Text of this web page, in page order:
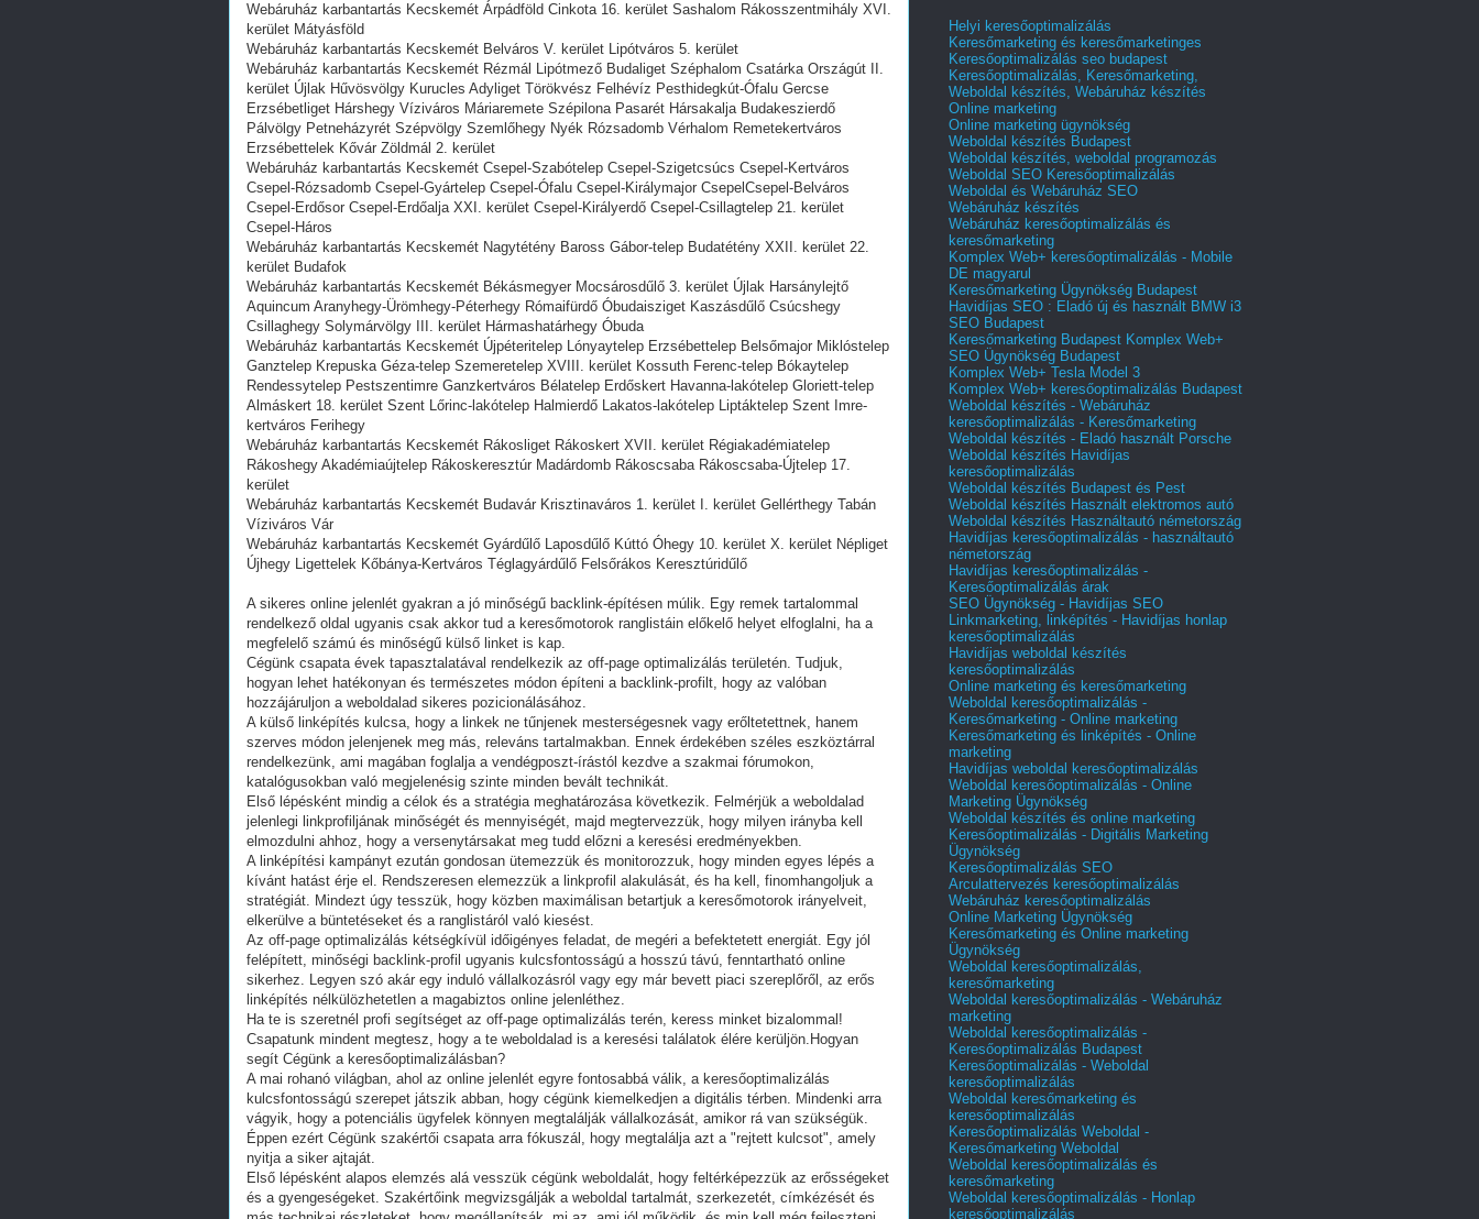
Webáruház karbantartás Kecskemét Árpádföld Cinkota 16. kerület Sashalom Rákosszentmihály XVI.
kerület Mátyásföld
Webáruház karbantartás Kecskemét Belváros V. kerület Lipótváros 5. kerület
Webáruház karbantartás Kecskemét Rézmál Lipótmező Budaliget Széphalom Csatárka Országút II.
kerület Újlak Hűvösvölgy Kurucles Adyliget Törökvész Felhévíz Pesthidegkút-Ófalu Gercse
Erzsébetliget Hárshegy Víziváros Máriaremete Szépilona Pasarét Hársakalja Budakeszierdő
Pálvölgy Petneházyrét Szépvölgy Szemlőhegy Nyék Rózsadomb Vérhalom Remetekertváros
Erzsébettelek Kővár Zöldmál 2. kerület
Webáruház karbantartás Kecskemét Csepel-Szabótelep Csepel-Szigetcsúcs Csepel-Kertváros
Csepel-Rózsadomb Csepel-Gyártelep Csepel-Ófalu Csepel-Királymajor CsepelCsepel-Belváros
Csepel-Erdősor Csepel-Erdőalja XXI. kerület Csepel-Királyerdő Csepel-Csillagtelep 21. kerület
Csepel-Háros
Webáruház karbantartás Kecskemét Nagytétény Baross Gábor-telep Budatétény XXII. kerület 22.
kerület Budafok
Webáruház karbantartás Kecskemét Békásmegyer Mocsárosdűlő 3. kerület Újlak Harsánylejtő
Aquincum Aranyhegy-Ürömhegy-Péterhegy Rómaifürdő Óbudaisziget Kaszásdűlő Csúcshegy
Csillaghegy Solymárvölgy III. kerület Hármashatárhegy Óbuda
Webáruház karbantartás Kecskemét Újpéteritelep Lónyaytelep Erzsébettelep Belsőmajor Miklóstelep
Ganztelep Krepuska Géza-telep Szemeretelep XVIII. kerület Kossuth Ferenc-telep Bókaytelep
Rendessytelep Pestszentimre Ganzkertváros Bélatelep Erdőskert Havanna-lakótelep Gloriett-telep
Almáskert 18. kerület Szent Lőrinc-lakótelep Halmierdő Lakatos-lakótelep Liptáktelep Szent Imre-
kertváros Ferihegy
Webáruház karbantartás Kecskemét Rákosliget Rákoskert XVII. kerület Régiakadémiatelep
Rákoshegy Akadémiaújtelep Rákoskeresztúr Madárdomb Rákoscsaba Rákoscsaba-Újtelep 17.
kerület
Webáruház karbantartás Kecskemét Budavár Krisztinaváros 1. kerület I. kerület Gellérthegy Tabán
Víziváros Vár
Webáruház karbantartás Kecskemét Gyárdűlő Laposdűlő Kúttó Óhegy 10. kerület X. kerület Népliget
Újhegy Ligettelek Kőbánya-Kertváros Téglagyárdűlő Felsőrákos Keresztúridűlő
A sikeres online jelenlét gyakran a jó minőségű backlink-építésen múlik. Egy remek tartalommal
rendelkező oldal ugyanis csak akkor tud a keresőmotorok ranglistáin előkelő helyet elfoglalni, ha a
megfelelő számú és minőségű külső linket is kap.
Cégünk csapata évek tapasztalatával rendelkezik az off-page optimalizálás területén. Tudjuk,
hogyan lehet hatékonyan és természetes módon építeni a backlink-profilt, hogy az valóban
hozzájáruljon a weboldalad sikeres pozicionálásához.
A külső linképítés kulcsa, hogy a linkek ne tűnjenek mesterségesnek vagy erőltetettnek, hanem
szerves módon jelenjenek meg más, releváns tartalmakban. Ennek érdekében széles eszköztárral
rendelkezünk, ami magában foglalja a vendégposzt-írástól kezdve a szakmai fórumokon,
katalógusokban való megjelenésig szinte minden bevált technikát.
Első lépésként mindig a célok és a stratégia meghatározása következik. Felmérjük a weboldalad
jelenlegi linkprofiljának minőségét és mennyiségét, majd megtervezzük, hogy milyen irányba kell
elmozdulni ahhoz, hogy a versenytársakat meg tudd előzni a keresési eredményekben.
A linképítési kampányt ezután gondosan ütemezzük és monitorozzuk, hogy minden egyes lépés a
kívánt hatást érje el. Rendszeresen elemezzük a linkprofil alakulását, és ha kell, finomhangoljuk a
stratégiát. Mindezt úgy tesszük, hogy közben maximálisan betartjuk a keresőmotorok irányelveit,
elkerülve a büntetéseket és a ranglistáról való kiesést.
Az off-page optimalizálás kétségkívül időigényes feladat, de megéri a befektetett energiát. Egy jól
felépített, minőségi backlink-profil ugyanis kulcsfontosságú a hosszú távú, fenntartható online
sikerhez. Legyen szó akár egy induló vállalkozásról vagy egy már bevett piaci szereplőről, az erős
linképítés nélkülözhetetlen a magabiztos online jelenléthez.
Ha te is szeretnél profi segítséget az off-page optimalizálás terén, keress minket bizalommal!
Csapatunk mindent megtesz, hogy a te weboldalad is a keresési találatok élére kerüljön.Hogyan
segít Cégünk a keresőoptimalizálásban?
A mai rohanó világban, ahol az online jelenlét egyre fontosabbá válik, a keresőoptimalizálás
kulcsfontosságú szerepet játszik abban, hogy cégünk kiemelkedjen a digitális térben. Mindenki arra
vágyik, hogy a potenciális ügyfelek könnyen megtalálják vállalkozását, amikor rá van szükségük.
Éppen ezért Cégünk szakértői csapata arra fókuszál, hogy megtalálja azt a "rejtett kulcsot", amely
nyitja a siker ajtaját.
Első lépésként alapos elemzés alá vesszük cégünk weboldalát, hogy feltérképezzük az erősségeket
és a gyengeségeket. Szakértőink megvizsgálják a weboldal tartalmát, szerkezetét, címkézését és
Helyi keresőoptimalizálás
Keresőmarketing és keresőmarketinges
Keresőoptimalizálás seo budapest
Keresőoptimalizálás, Keresőmarketing,
Weboldal készítés, Webáruház készítés
Online marketing
Online marketing ügynökség
Weboldal készítés Budapest
Weboldal készítés, weboldal programozás
Weboldal SEO Keresőoptimalizálás
Weboldal és Webáruház SEO
Webáruház készítés
Webáruház keresőoptimalizálás és
keresőmarketing
Komplex Web+ keresőoptimalizálás - Mobile
DE magyarul
Keresőmarketing Ügynökség Budapest
Havidíjas SEO : Eladó új és használt BMW i3
SEO Budapest
Keresőmarketing Budapest Komplex Web+
SEO Ügynökség Budapest
Komplex Web+ Tesla Model 3
Komplex Web+ keresőoptimalizálás Budapest
Weboldal készítés - Webáruház
keresőoptimalizálás - Keresőmarketing
Weboldal készítés - Eladó használt Porsche
Weboldal készítés Havidíjas
keresőoptimalizálás
Weboldal készítés Budapest és Pest
Weboldal készítés Használt elektromos autó
Weboldal készítés Használtautó németország
Havidíjas keresőoptimalizálás - használtautó
németország
Havidíjas keresőoptimalizálás -
Keresőoptimalizálás árak
SEO Ügynökség - Havidíjas SEO
Linkmarketing, linképítés - Havidíjas honlap
keresőoptimalizálás
Havidíjas weboldal készítés
keresőoptimalizálás
Online marketing és keresőmarketing
Weboldal keresőoptimalizálás -
Keresőmarketing - Online marketing
Keresőmarketing és linképítés - Online
marketing
Havidíjas weboldal keresőoptimalizálás
Weboldal keresőoptimalizálás - Online
Marketing Ügynökség
Weboldal készítés és online marketing
Keresőoptimalizálás - Digitális Marketing
Ügynökség
Keresőoptimalizálás SEO
Arculattervezés keresőoptimalizálás
Webáruház keresőoptimalizálás
Online Marketing Ügynökség
Keresőmarketing és Online marketing
Ügynökség
Weboldal keresőoptimalizálás,
keresőmarketing
Weboldal keresőoptimalizálás - Webáruház
marketing
Weboldal keresőoptimalizálás -
Keresőoptimalizálás Budapest
Keresőoptimalizálás - Weboldal
keresőoptimalizálás
Weboldal keresőmarketing és
keresőoptimalizálás
Keresőoptimalizálás Weboldal -
Keresőmarketing Weboldal
Weboldal keresőoptimalizálás és
keresőmarketing
Weboldal keresőoptimalizálás - Honlap
keresőoptimalizálás